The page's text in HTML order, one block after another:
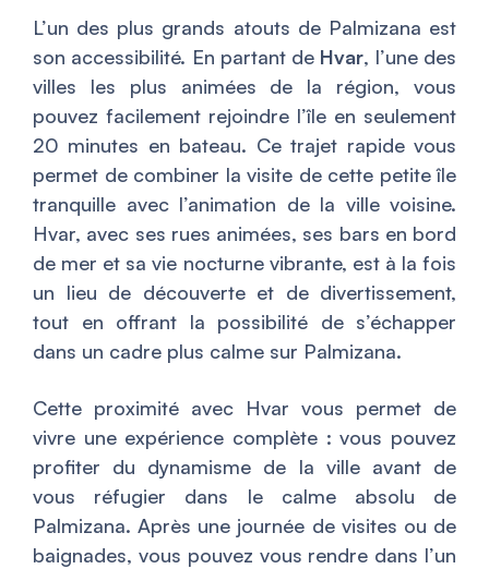
L’un des plus grands atouts de Palmizana est
son accessibilité. En partant de Hvar, l’une des
villes les plus animées de la région, vous
pouvez facilement rejoindre l’île en seulement
20 minutes en bateau. Ce trajet rapide vous
permet de combiner la visite de cette petite île
tranquille avec l’animation de la ville voisine.
Hvar, avec ses rues animées, ses bars en bord
de mer et sa vie nocturne vibrante, est à la fois
un lieu de découverte et de divertissement,
tout en offrant la possibilité de s’échapper
dans un cadre plus calme sur Palmizana.
Cette proximité avec Hvar vous permet de
vivre une expérience complète : vous pouvez
profiter du dynamisme de la ville avant de
vous réfugier dans le calme absolu de
Palmizana. Après une journée de visites ou de
baignades, vous pouvez vous rendre dans l’un